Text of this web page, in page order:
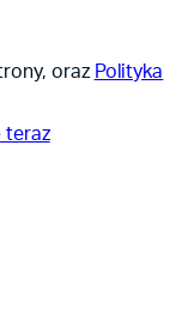
oraz Polityka
teraz